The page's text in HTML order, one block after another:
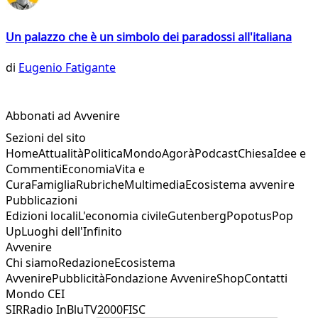
Un palazzo che è un simbolo dei paradossi all'italiana
di Eugenio Fatigante
Abbonati ad Avvenire
Sezioni del sito
HomeAttualitàPoliticaMondoAgoràPodcastChiesaIdee e
CommentiEconomiaVita e
CuraFamigliaRubricheMultimediaEcosistema avvenire
Pubblicazioni
Edizioni localiL'economia civileGutenbergPopotusPop
UpLuoghi dell'Infinito
Avvenire
Chi siamoRedazioneEcosistema
AvvenirePubblicitàFondazione AvvenireShopContatti
Mondo CEI
SIRRadio InBluTV2000FISC